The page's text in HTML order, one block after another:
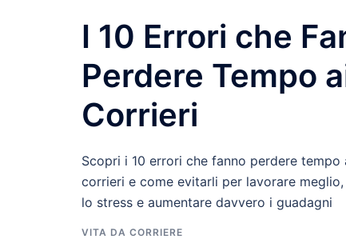
I 10 Errori che
Perdere Tempo
Corrieri
Scopri i 10 errori che fanno perdere tempo
corrieri e come evitarli per lavorare
lo stress e aumentare davvero i guadagni
VITA DA CORRIERE